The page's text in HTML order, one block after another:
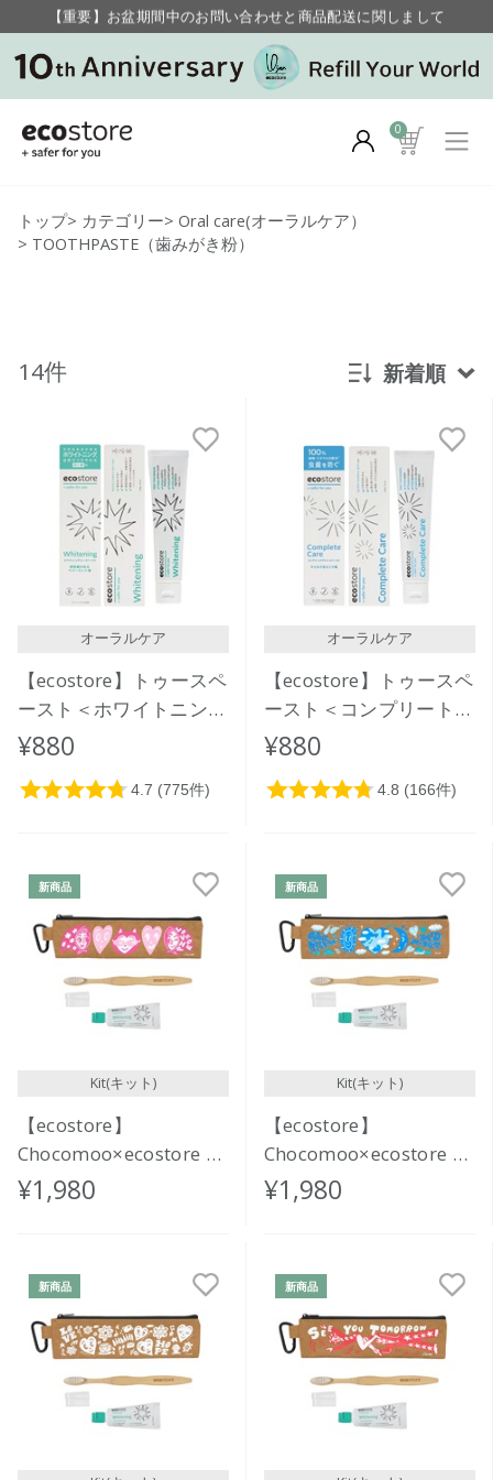
【重要】お盆期間中のお問い合わせと商品配送に関しまして
毎月お得にポイントが貯まる！ “月のポイントアップデー”
0
トップ> カテゴリー> Oral care(オーラルケア）
> TOOTHPASTE（歯みがき粉）
14件 新着順
発売日順
価格が安い
価格が高い
レビューが多い順
人気順
オーラルケア
【ecostore】トゥースペ
ースト＜ホワイトニング
＞ 100g
¥880
オーラルケア
【ecostore】トゥースペ
ースト＜コンプリートケ
ア＞ 100g
¥880
新商品
Kit(キット)
【ecostore】
Chocomoo×ecostore オ
ーラルケアセット
<FASHION>
¥1,980
新商品
Kit(キット)
【ecostore】
Chocomoo×ecostore オ
ーラルケアセット
<MORNING & NIGHT>
¥1,980
新商品 新商品